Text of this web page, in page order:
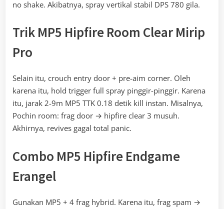
no shake. Akibatnya, spray vertikal stabil DPS 780 gila.
Trik MP5 Hipfire Room Clear Mirip
Pro
Selain itu, crouch entry door + pre-aim corner. Oleh
karena itu, hold trigger full spray pinggir-pinggir. Karena
itu, jarak 2-9m MP5 TTK 0.18 detik kill instan. Misalnya,
Pochin room: frag door → hipfire clear 3 musuh.
Akhirnya, revives gagal total panic.
Combo MP5 Hipfire Endgame
Erangel
Gunakan MP5 + 4 frag hybrid. Karena itu, frag spam →